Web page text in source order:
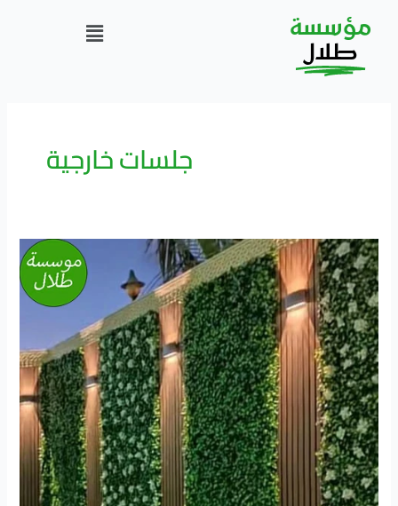
المحتوى
مؤسسة
طلال
Menu
جلسات خارجية
استغلال
السطح
حديقة
|
زراعة
الاسطح
المنزلية